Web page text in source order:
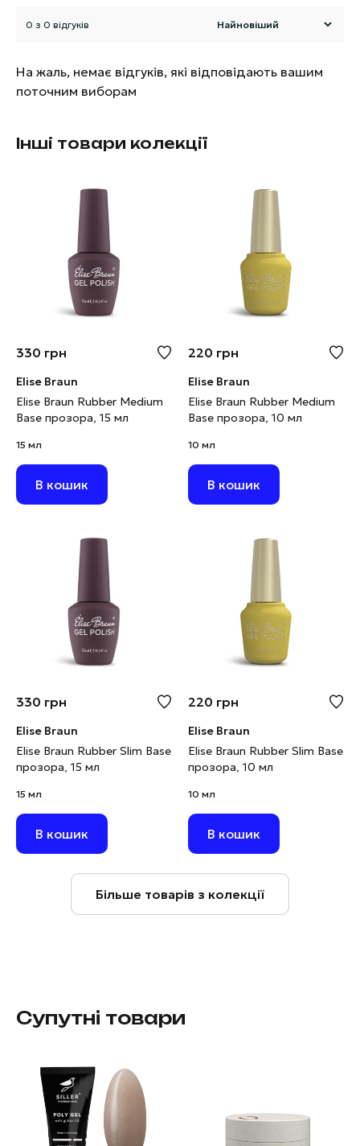
0 з 0 відгуків
На жаль, немає відгуків, які відповідають вашим
поточним виборам
Інші товари колекції
330 грн
Elise Braun
Elise Braun Rubber Medium
Base прозора, 15 мл
15 мл
В кошик
220 грн
Elise Braun
Elise Braun Rubber Medium
Base прозора, 10 мл
10 мл
В кошик
330 грн
Elise Braun
Elise Braun Rubber Slim Base
прозора, 15 мл
15 мл
В кошик
220 грн
Elise Braun
Elise Braun Rubber Slim Base
прозора, 10 мл
10 мл
В кошик
Більше товарів з колекції
Супутні товари